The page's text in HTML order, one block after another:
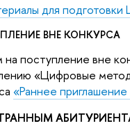
для
ВНЕ КОНКУРСА
на поступление вне
«Цифровые
«Раннее